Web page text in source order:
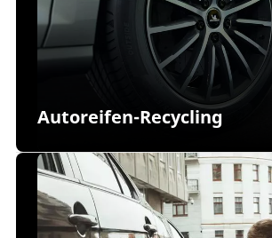
Autoreifen-Recycling